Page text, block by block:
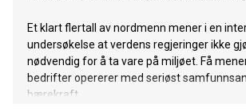
Et klart flertall av nordmenn mener i en
undersøkelse at verdens regjeringer ikke
nødvendig for å ta vare på miljøet. Få
bedrifter opererer med seriøst
bærekraft.